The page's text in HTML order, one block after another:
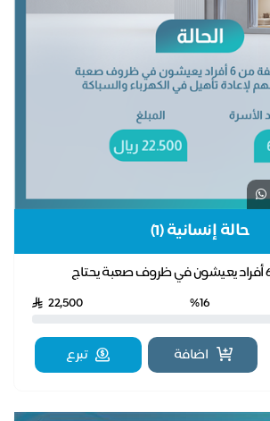
حالة إنسانية (1)
من 6 أفراد يعيشون في ظروف صعبة يحتاج
الكهرباء والسباكة
22,500
اضافة تبرع